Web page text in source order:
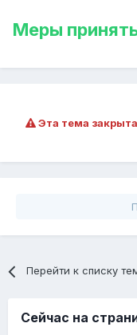
Меры
Эта тема
Перейти к списку
Сейчас на